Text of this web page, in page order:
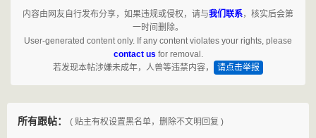
内容由网友自行发布分享，如果违规或侵权，请与我们联系，核实后会第
一时间删除。
User-generated content only. If any content violates your rights, please
contact us for removal.
若发现本帖涉嫌未成年，人兽等违禁内容，
请点击举报
所有跟帖： ( 贴主有权设置黑名单，删除不文明回复 )